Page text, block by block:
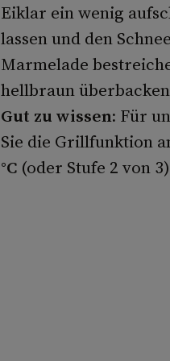
Eiklar ein wenig
lassen und den
Marmelade
hellbraun
Gut zu wissen: Für
Sie die Grillfunktion
°C(oder Stufe 2 von